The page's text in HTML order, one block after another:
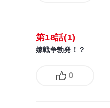
第18話(1)
嫁戦争勃発！？
0